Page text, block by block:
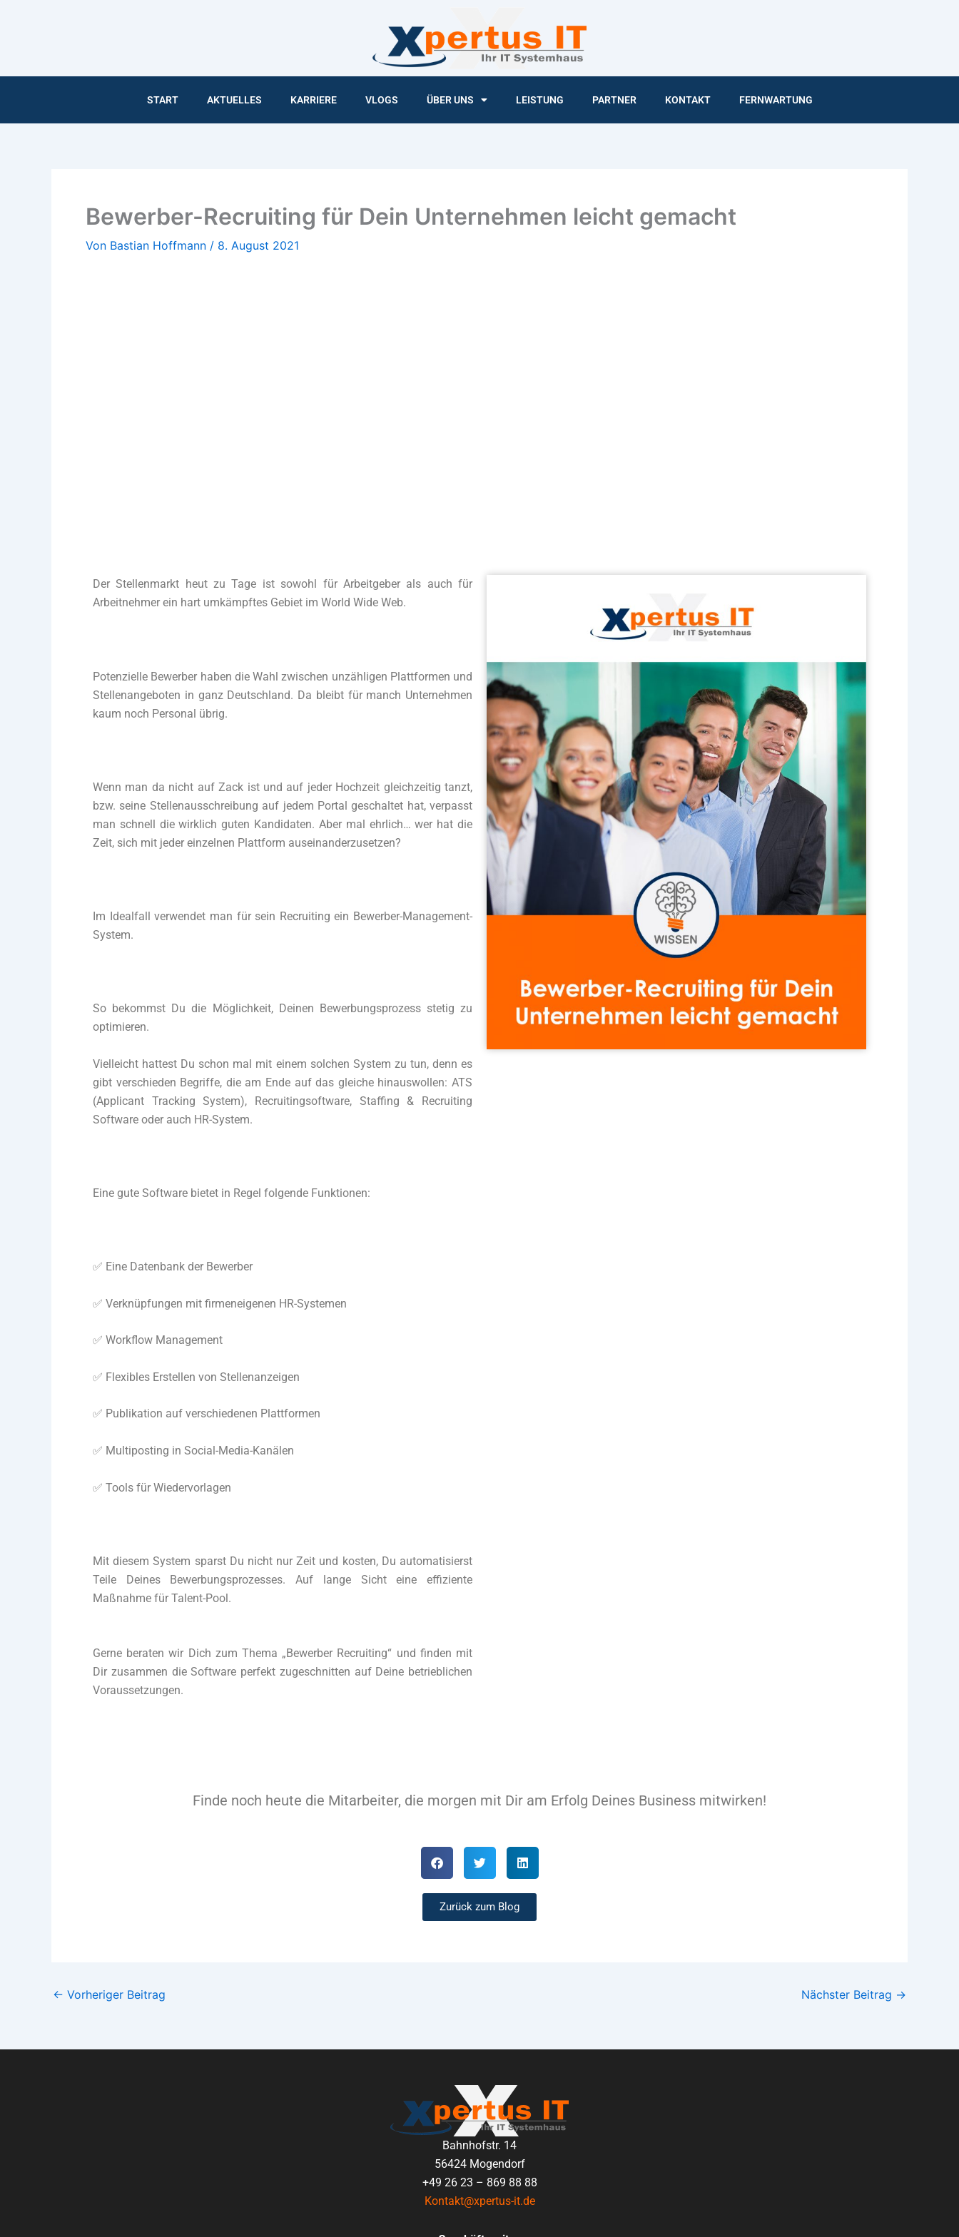
START AKTUELLES KARRIERE VLOGS ÜBER UNS LEISTUNG PARTNER KONTAKT FERNWARTUNG
Bewerber-Recruiting für Dein Unternehmen leicht gemacht
Von Bastian Hoffmann / 8. August 2021
Der Stellenmarkt heut zu Tage ist sowohl für Arbeitgeber als auch für
Arbeitnehmer ein hart umkämpftes Gebiet im World Wide Web.
Potenzielle Bewerber haben die Wahl zwischen unzähligen Plattformen und
Stellenangeboten in ganz Deutschland. Da bleibt für manch Unternehmen
kaum noch Personal übrig.
Wenn man da nicht auf Zack ist und auf jeder Hochzeit gleichzeitig tanzt,
bzw. seine Stellenausschreibung auf jedem Portal geschaltet hat, verpasst
man schnell die wirklich guten Kandidaten. Aber mal ehrlich… wer hat die
Zeit, sich mit jeder einzelnen Plattform auseinanderzusetzen?
Im Idealfall verwendet man für sein Recruiting ein Bewerber-Management-
System.
So bekommst Du die Möglichkeit, Deinen Bewerbungsprozess stetig zu
optimieren.
Vielleicht hattest Du schon mal mit einem solchen System zu tun, denn es
gibt verschieden Begriffe, die am Ende auf das gleiche hinauswollen: ATS
(Applicant Tracking System), Recruitingsoftware, Staffing & Recruiting
Software oder auch HR-System.
Eine gute Software bietet in Regel folgende Funktionen:
✅ Eine Datenbank der Bewerber
✅ Verknüpfungen mit firmeneigenen HR-Systemen
✅ Workflow Management
✅ Flexibles Erstellen von Stellenanzeigen
✅ Publikation auf verschiedenen Plattformen
✅ Multiposting in Social-Media-Kanälen
✅ Tools für Wiedervorlagen
Mit diesem System sparst Du nicht nur Zeit und kosten, Du automatisierst
Teile Deines Bewerbungsprozesses. Auf lange Sicht eine effiziente
Maßnahme für Talent-Pool.
Gerne beraten wir Dich zum Thema „Bewerber Recruiting“ und finden mit
Dir zusammen die Software perfekt zugeschnitten auf Deine betrieblichen
Voraussetzungen.
Finde noch heute die Mitarbeiter, die morgen mit Dir am Erfolg Deines Business mitwirken!
Zurück zum Blog
← Vorheriger Beitrag Nächster Beitrag →
Bahnhofstr. 14
56424 Mogendorf
+49 26 23 – 869 88 88
Kontakt@xpertus-it.de